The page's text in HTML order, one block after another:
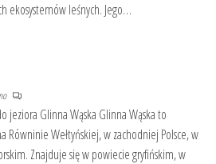
ekosystemów leśnych. Jego…
jeziora Glinna Wąska Glinna Wąska to
Równinie Wełtyńskiej, w zachodniej Polsce, w
Znajduje się w powiecie gryfińskim, w